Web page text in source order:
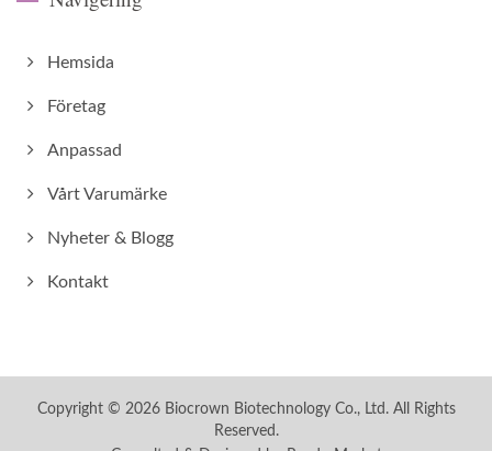
Hemsida
Företag
Anpassad
Vårt Varumärke
Nyheter & Blogg
Kontakt
Copyright © 2026 Biocrown Biotechnology Co., Ltd.All Rights
Reserved.